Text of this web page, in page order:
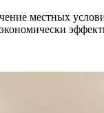
местных